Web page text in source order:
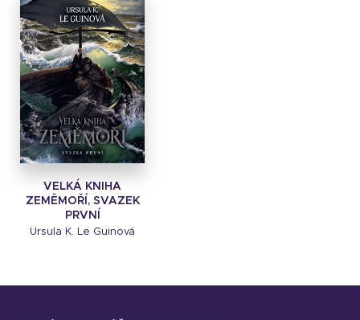
VELKÁ KNIHA
ZEMĚMOŘÍ, SVAZEK
PRVNÍ
Ursula K. Le Guinová